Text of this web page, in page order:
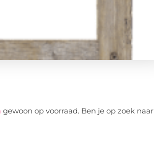
gewoon op voorraad. Ben je op zoek naar